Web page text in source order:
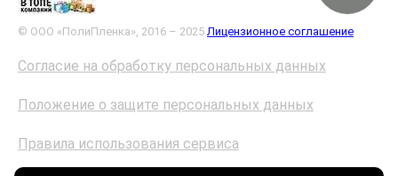
© ООО «ПолиПленка», 2016 – 2025 Лицензионное соглашение
Согласие на обработку персональных данных
Положение о защите персональных данных
Правила использования сервиса